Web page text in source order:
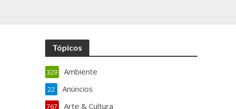
Tópicos
Ambiente
329
Anúncios
22
Arte & Cultura
767